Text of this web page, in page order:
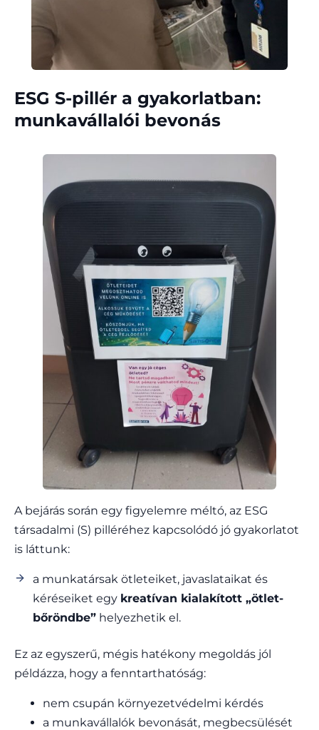
ESG S-pillér a gyakorlatban:
munkavállalói bevonás
A bejárás során egy figyelemre méltó, az ESG
társadalmi (S) pilléréhez kapcsolódó jó gyakorlatot
is láttunk:
a munkatársak ötleteiket, javaslataikat és
kéréseiket egy kreatívan kialakított „ötlet-
bőröndbe” helyezhetik el.
Ez az egyszerű, mégis hatékony megoldás jól
példázza, hogy a fenntarthatóság:
nem csupán környezetvédelmi kérdés
a munkavállalók bevonását, megbecsülését